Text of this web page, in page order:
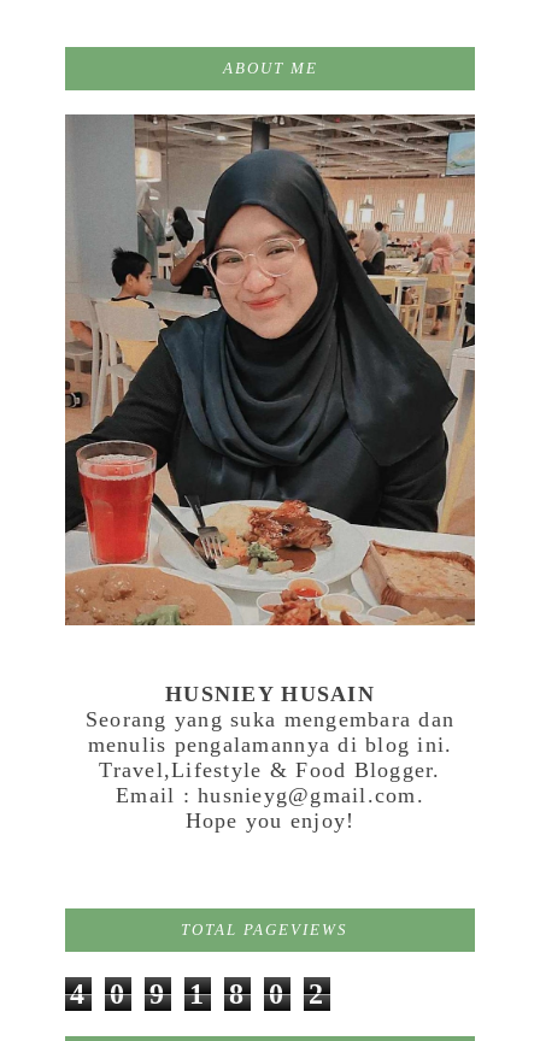
ABOUT ME
HUSNIEY HUSAIN
Seorang yang suka mengembara dan
menulis pengalamannya di blog ini.
Travel,Lifestyle & Food Blogger.
Email : husnieyg@gmail.com.
Hope you enjoy!
TOTAL PAGEVIEWS
4 0 9 1 8 0 2